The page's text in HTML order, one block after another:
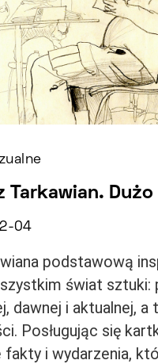
Tarkawian.
04
podstawową
świat sztuki:
dawnej i aktualnej, a
Posługując się
fakty i wydarzenia,